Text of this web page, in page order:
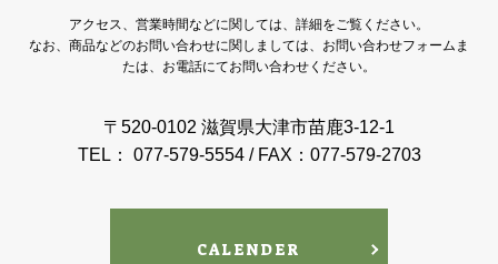
アクセス、営業時間などに関しては、詳細をご覧ください。
なお、商品などのお問い合わせに関しましては、お問い合わせフォームま
たは、お電話にてお問い合わせください。
〒520-0102 滋賀県大津市苗鹿3-12-1
TEL： 077-579-5554 / FAX：077-579-2703
CALENDER